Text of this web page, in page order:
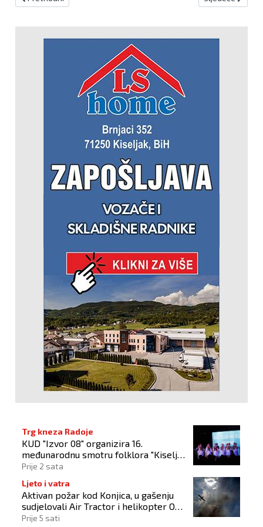
Trg kneza Radoje
KUD "Izvor 08" organizira 16.
međunarodnu smotru folklora "Kiseljak
2026"
Prije 2 sata
Ljeto i vatra
Aktivan požar kod Konjica, u gašenju
sudjelovali Air Tractor i helikopter OS-
a BiH
Prije 5 sati